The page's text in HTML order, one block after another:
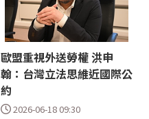
歐盟重視外送勞權 洪申
翰：台灣立法思維近國際公
約
2026-06-18 09:30